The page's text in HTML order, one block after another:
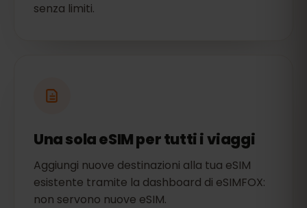
senza limiti.
Una sola eSIM per tutti i viaggi
Aggiungi nuove destinazioni alla tua eSIM
esistente tramite la dashboard di eSIMFOX:
non servono nuove eSIM.